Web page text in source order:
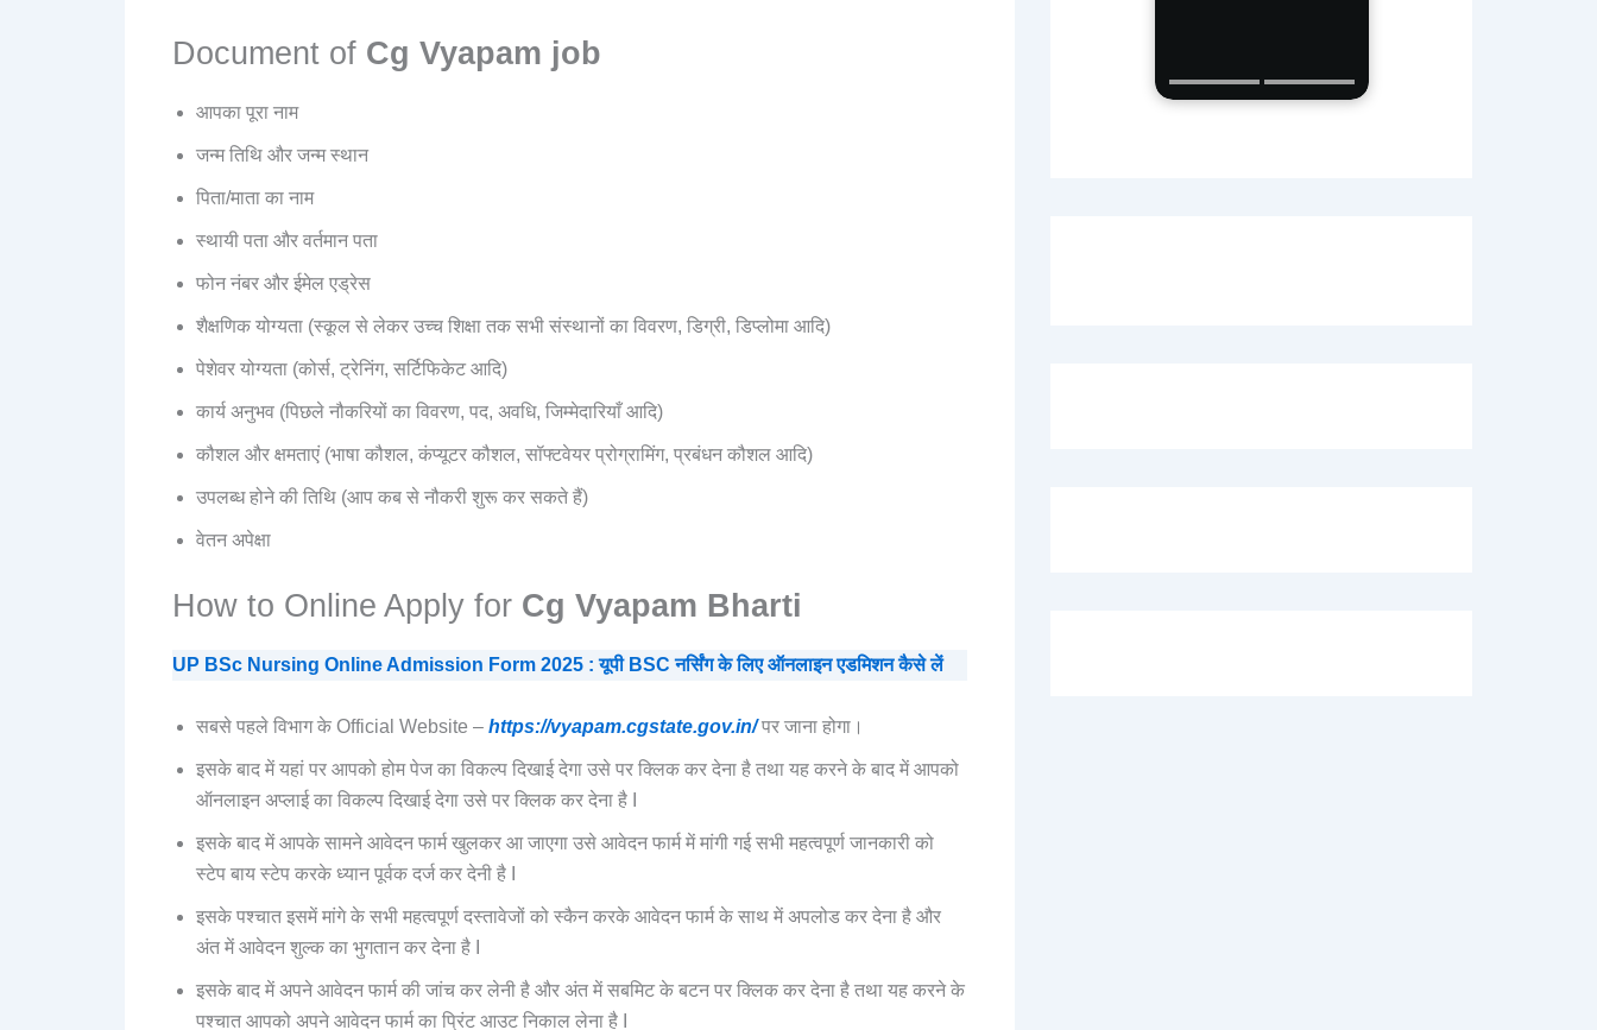
Document of Cg Vyapam job
आपका पूरा नाम
जन्म तिथि और जन्म स्थान
पिता/माता का नाम
स्थायी पता और वर्तमान पता
फोन नंबर और ईमेल एड्रेस
शैक्षणिक योग्यता (स्कूल से लेकर उच्च शिक्षा तक सभी संस्थानों का विवरण, डिग्री, डिप्लोमा आदि)
पेशेवर योग्यता (कोर्स, ट्रेनिंग, सर्टिफिकेट आदि)
कार्य अनुभव (पिछले नौकरियों का विवरण, पद, अवधि, जिम्मेदारियाँ आदि)
कौशल और क्षमताएं (भाषा कौशल, कंप्यूटर कौशल, सॉफ्टवेयर प्रोग्रामिंग, प्रबंधन कौशल आदि)
उपलब्ध होने की तिथि (आप कब से नौकरी शुरू कर सकते हैं)
वेतन अपेक्षा
How to Online Apply for Cg Vyapam Bharti
UP BSc Nursing Online Admission Form 2025 : यूपी BSC नर्सिंग के लिए ऑनलाइन एडमिशन कैसे लें
सबसे पहले विभाग के Official Website – https://vyapam.cgstate.gov.in/पर जाना होगा।
इसके बाद में यहां पर आपको होम पेज का विकल्प दिखाई देगा उसे पर क्लिक कर देना है तथा यह करने के बाद में आपको
ऑनलाइन अप्लाई का विकल्प दिखाई देगा उसे पर क्लिक कर देना है I
इसके बाद में आपके सामने आवेदन फार्म खुलकर आ जाएगा उसे आवेदन फार्म में मांगी गई सभी महत्वपूर्ण जानकारी को
स्टेप बाय स्टेप करके ध्यान पूर्वक दर्ज कर देनी है I
इसके पश्चात इसमें मांगे के सभी महत्वपूर्ण दस्तावेजों को स्कैन करके आवेदन फार्म के साथ में अपलोड कर देना है और
अंत में आवेदन शुल्क का भुगतान कर देना है I
इसके बाद में अपने आवेदन फार्म की जांच कर लेनी है और अंत में सबमिट के बटन पर क्लिक कर देना है तथा यह करने के
पश्चात आपको अपने आवेदन फार्म का प्रिंट आउट निकाल लेना है I